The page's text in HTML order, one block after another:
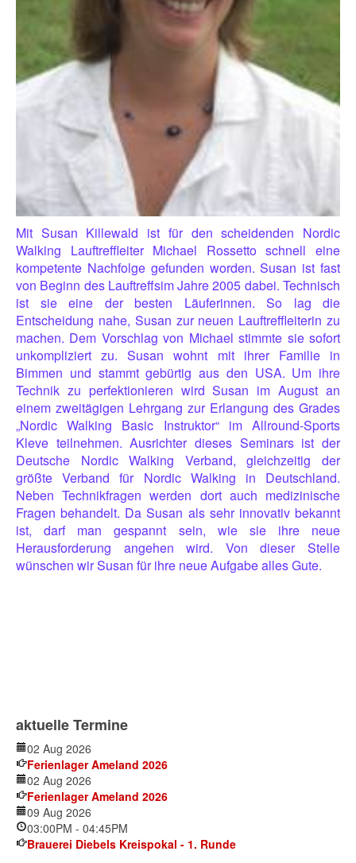
Mit Susan Killewald ist für den scheidenden Nordic
Walking Lauftreffleiter Michael Rossetto schnell eine
kompetente Nachfolge gefunden worden. Susan ist fast
von Beginn des Lauftreffsim Jahre 2005 dabei. Technisch
ist sie eine der besten Läuferinnen. So lag die
Entscheidung nahe, Susan zur neuen Lauftreffleiterin zu
machen. Dem Vorschlag von Michael stimmte sie sofort
unkompliziert zu. Susan wohnt mit ihrer Familie in
Bimmen und stammt gebürtig aus den USA. Um ihre
Technik zu perfektionieren wird Susan im August an
einem zweitägigen Lehrgang zur Erlangung des Grades
„Nordic Walking Basic Instruktor“ im Allround-Sports
Kleve teilnehmen. Ausrichter dieses Seminars ist der
Deutsche Nordic Walking Verband, gleichzeitig der
größte Verband für Nordic Walking in Deutschland.
Neben Technikfragen werden dort auch medizinische
Fragen behandelt. Da Susan als sehr innovativ bekannt
ist, darf man gespannt sein, wie sie ihre neue
Herausforderung angehen wird. Von dieser Stelle
wünschen wir Susan für ihre neue Aufgabe alles Gute.
aktuelle Termine
02 Aug 2026
Ferienlager Ameland 2026
02 Aug 2026
Ferienlager Ameland 2026
09 Aug 2026
03:00PM - 04:45PM
Brauerei Diebels Kreispokal - 1. Runde